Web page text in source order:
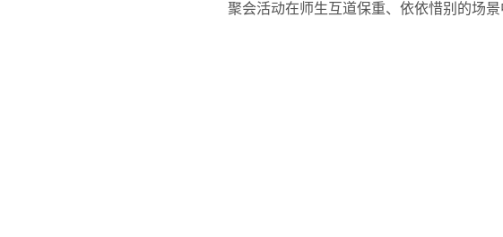
聚会活动在师生互道保重、依依惜别的场景